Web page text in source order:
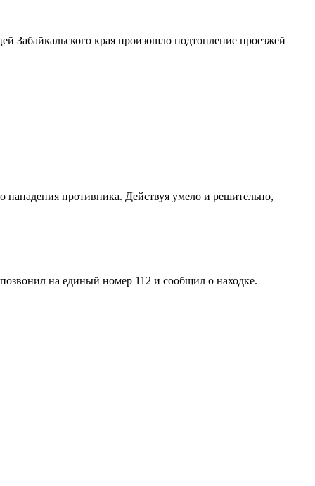
Забайкальского края произошло подтопление проезжей
противника. Действуя умело и решительно,
на единый номер 112 и сообщил о находке.